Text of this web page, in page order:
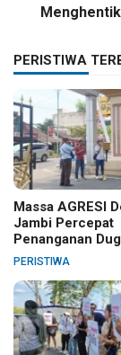
PERISTIWA
Massa AGRESI
Jambi Percepat
Penanganan
Pelanggaran Hak
PERISTIWA